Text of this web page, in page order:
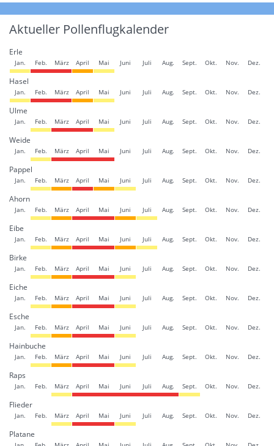
Aktueller Pollenflugkalender
Erle
Jan. Feb. März April Mai Juni Juli Aug. Sept. Okt. Nov. Dez.
Hasel
Jan. Feb. März April Mai Juni Juli Aug. Sept. Okt. Nov. Dez.
Ulme
Jan. Feb. März April Mai Juni Juli Aug. Sept. Okt. Nov. Dez.
Weide
Jan. Feb. März April Mai Juni Juli Aug. Sept. Okt. Nov. Dez.
Pappel
Jan. Feb. März April Mai Juni Juli Aug. Sept. Okt. Nov. Dez.
Ahorn
Jan. Feb. März April Mai Juni Juli Aug. Sept. Okt. Nov. Dez.
Eibe
Jan. Feb. März April Mai Juni Juli Aug. Sept. Okt. Nov. Dez.
Birke
Jan. Feb. März April Mai Juni Juli Aug. Sept. Okt. Nov. Dez.
Eiche
Jan. Feb. März April Mai Juni Juli Aug. Sept. Okt. Nov. Dez.
Esche
Jan. Feb. März April Mai Juni Juli Aug. Sept. Okt. Nov. Dez.
Hainbuche
Jan. Feb. März April Mai Juni Juli Aug. Sept. Okt. Nov. Dez.
Raps
Jan. Feb. März April Mai Juni Juli Aug. Sept. Okt. Nov. Dez.
Flieder
Jan. Feb. März April Mai Juni Juli Aug. Sept. Okt. Nov. Dez.
Platane